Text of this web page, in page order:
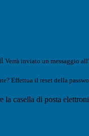
Verrà inviato un messaggio
Effettua il reset della
la casella di posta